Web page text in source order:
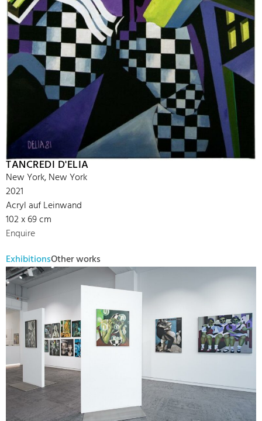
TANCREDI D'ELIA
New York, New York
2021
Acryl auf Leinwand
102 x 69 cm
Enquire
ExhibitionsOther works